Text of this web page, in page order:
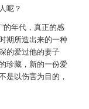
呢？
年代，真正的感
期所造出来的一种
的爱过他的妻子
珍藏，新的一份爱
是以伤害为目的，